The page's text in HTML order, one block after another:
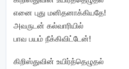
எனை புது மனிதனாக்கியதே!
அவருடன் கல்வாரியில்
பாவ பயம் நீக்கிவிட்டேன்!
கிறிஸ்துவின் உயிர்த்தெழுதல்